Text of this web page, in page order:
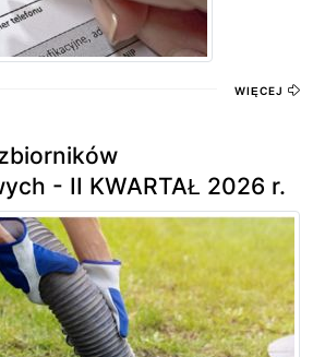
WIĘCEJ
- II KWARTAŁ 2026 r.